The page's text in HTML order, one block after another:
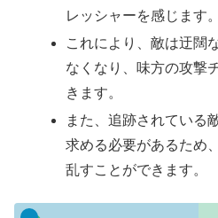
レッシャーを感じます。
これにより、敵は迂闊
なくなり、味方の攻撃
きます。
また、追跡されている
求める必要があるため
乱すことができます。